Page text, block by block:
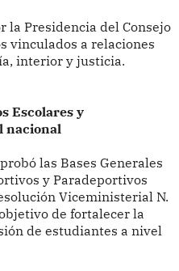
la Presidencia del Consejo
vinculados a relaciones
interior y justicia.
Escolares y
nacional
las Bases Generales
y Paradeportivos
Viceministerial N.
de fortalecer la
de estudiantes a nivel